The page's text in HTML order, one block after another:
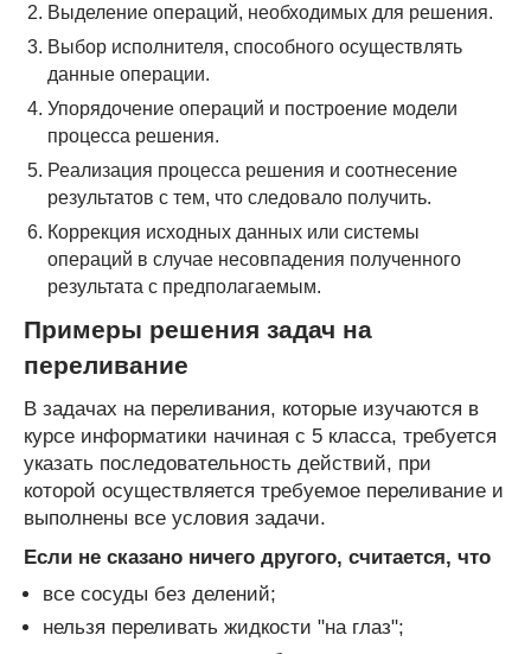
Выделение операций, необходимых для решения.
Выбор исполнителя, способного осуществлять
данные операции.
Упорядочение операций и построение модели
процесса решения.
Реализация процесса решения и соотнесение
результатов с тем, что следовало получить.
Коррекция исходных данных или системы
операций в случае несовпадения полученного
результата с предполагаемым.
Примеры решения задач на
переливание
В задачах на переливания, которые изучаются в
курсе информатики начиная с 5 класса, требуется
указать последовательность действий, при
которой осуществляется требуемое переливание и
выполнены все условия задачи.
Если не сказано ничего другого, считается, что
все сосуды без делений;
нельзя переливать жидкости "на глаз";